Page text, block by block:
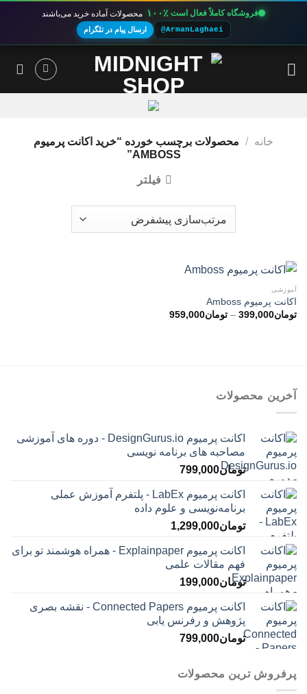
فروشگاه کاملاً فعال است ۱۰۰٪ محصولات آماده خرید می‌باشند
@ArmanLaghaei ارسال پیام در تلگرام
خانه / محصولات برچسب خورده “خرید اکانت پرمیوم
AMBOSS”
فیلتر
آموزشی
اکانت پرمیوم Amboss
تومان399,000
– تومان959,000محدوده
آخرین محصولات
اکانت پرمیوم DesignGurus.io - دوره ‌های آموزشی
مصاحبه ‌های برنامه نویسی
تومان799,000
اکانت پرمیوم LabEx - پلتفرم آموزش عملی
برنامه‌نویسی و علوم داده
تومان1,299,000
اکانت پرمیوم Explainpaper - همراه هوشمند تو برای
فهم مقالات علمی
تومان199,000
اکانت پرمیوم Connected Papers - نقشه بصری
پژوهش و رفرنس یابی
تومان799,000
پرفروش ترین محصولات